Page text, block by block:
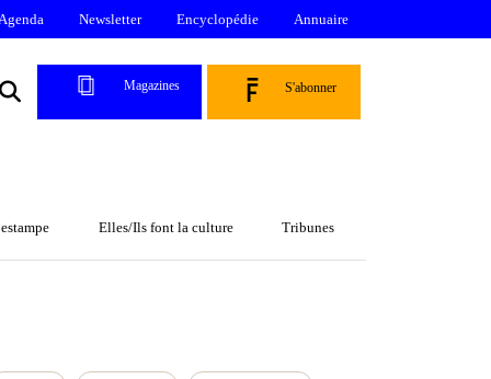
Newsletter Encyclopédie Annuaire
Magazines S'abonner
Elles/Ils font la culture Tribunes